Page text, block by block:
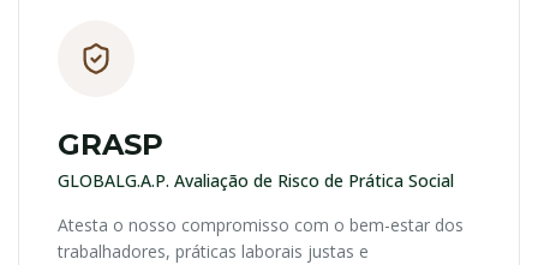
GRASP
GLOBALG.A.P. Avaliação de Risco de Prática Social
Atesta o nosso compromisso com o bem-estar dos
trabalhadores, práticas laborais justas e